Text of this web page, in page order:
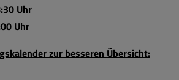
Uhr
Uhr
zur besseren Übersicht: